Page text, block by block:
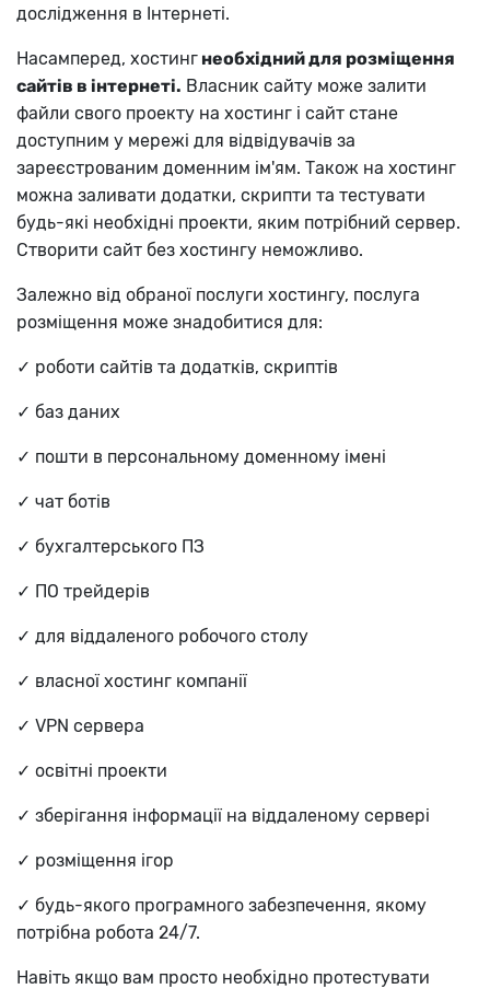
дослідження в Інтернеті.
Насамперед, хостинг необхідний для розміщення
сайтів в інтернеті. Власник сайту може залити
файли свого проекту на хостинг і сайт стане
доступним у мережі для відвідувачів за
зареєстрованим доменним ім'ям. Також на хостинг
можна заливати додатки, скрипти та тестувати
будь-які необхідні проекти, яким потрібний сервер.
Створити сайт без хостингу неможливо.
Залежно від обраної послуги хостингу, послуга
розміщення може знадобитися для:
✓ роботи сайтів та додатків, скриптів
✓ баз даних
✓ пошти в персональному доменному імені
✓ чат ботів
✓ бухгалтерського ПЗ
✓ ПО трейдерів
✓ для віддаленого робочого столу
✓ власної хостинг компанії
✓ VPN сервера
✓ освітні проекти
✓ зберігання інформації на віддаленому сервері
✓ розміщення ігор
✓ будь-якого програмного забезпечення, якому
потрібна робота 24/7.
Навіть якщо вам просто необхідно протестувати